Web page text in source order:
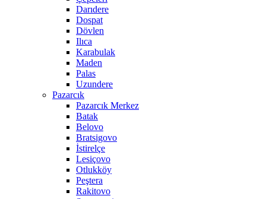
Darıdere
Dospat
Dövlen
Ilıca
Karabulak
Maden
Palas
Uzundere
Pazarcık
Pazarcık Merkez
Batak
Belovo
Bratsigovo
İstirelçe
Lesiçovo
Otlukköy
Peştera
Rakitovo